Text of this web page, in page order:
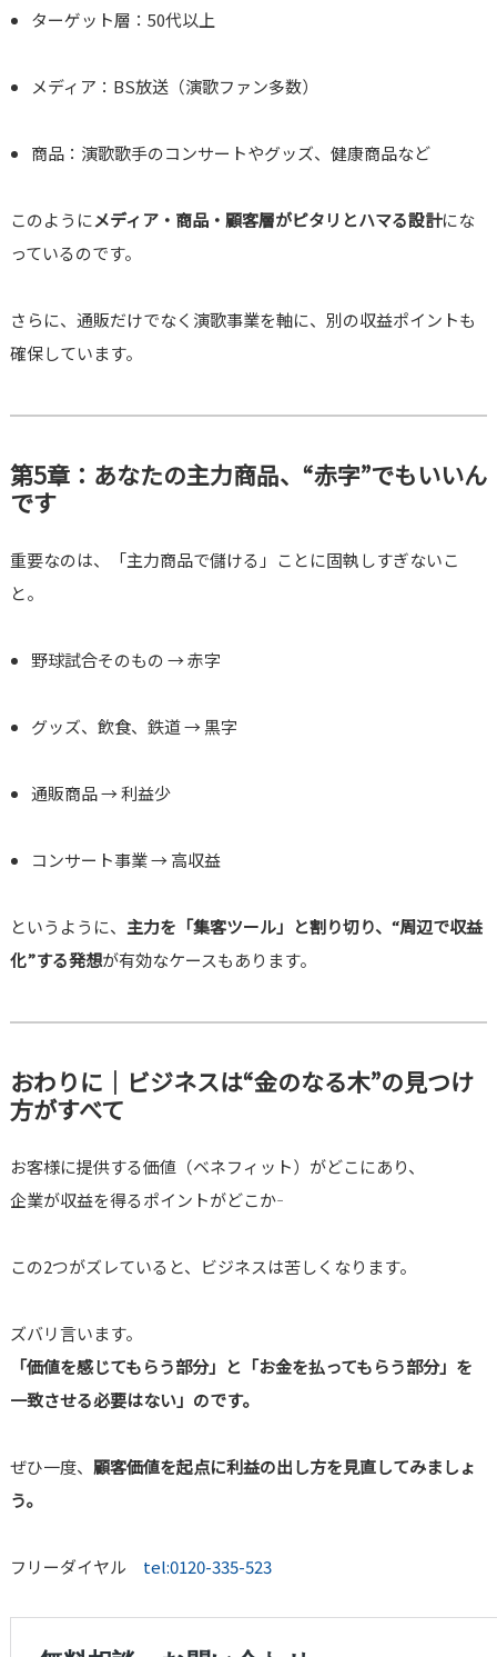
ターゲット層：50代以上
メディア：BS放送（演歌ファン多数）
商品：演歌歌手のコンサートやグッズ、健康商品など
このようにメディア・商品・顧客層がピタリとハマる設計にな
っているのです。
さらに、通販だけでなく演歌事業を軸に、別の収益ポイントも
確保しています。
第5章：あなたの主力商品、“赤字”でもいいん
です
重要なのは、「主力商品で儲ける」ことに固執しすぎないこ
と。
野球試合そのもの → 赤字
グッズ、飲食、鉄道 → 黒字
通販商品 → 利益少
コンサート事業 → 高収益
というように、 主力を「集客ツール」と割り切り、“周辺で収益
化”する発想が有効なケースもあります。
おわりに｜ビジネスは“金のなる木”の見つけ
方がすべて
お客様に提供する価値（ベネフィット）がどこにあり、
企業が収益を得るポイントがどこか――
この2つがズレていると、ビジネスは苦しくなります。
ズバリ言います。
「価値を感じてもらう部分」と「お金を払ってもらう部分」を
一致させる必要はない」のです。
ぜひ一度、 顧客価値を起点に利益の出し方を見直してみましょ
う。
フリーダイヤル tel:0120-335-523